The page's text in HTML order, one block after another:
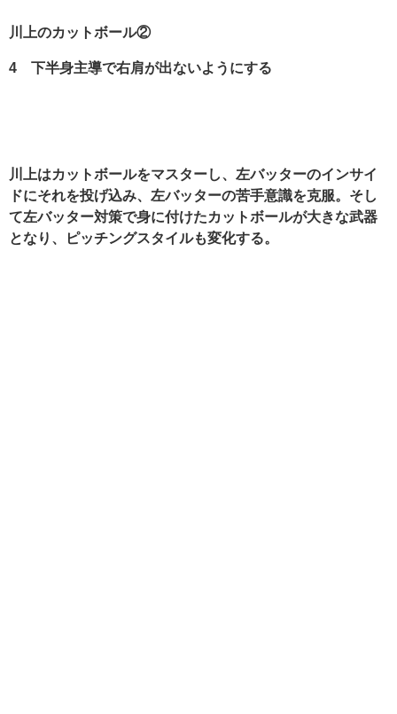
川上のカットボール②
4 下半身主導で右肩が出ないようにする
川上はカットボールをマスターし、左バッターのインサイ
ドにそれを投げ込み、左バッターの苦手意識を克服。そし
て左バッター対策で身に付けたカットボールが大きな武器
となり、ピッチングスタイルも変化する。